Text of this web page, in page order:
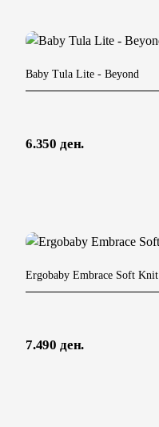
Baby Tula Lite - Beyond
6.350 ден.
Ergobaby Embrace Soft Knit
7.490 ден.